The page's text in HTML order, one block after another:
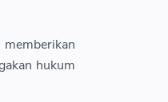
hukum